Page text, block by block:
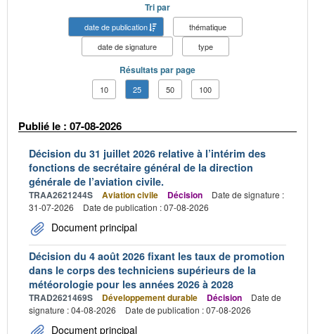
Tri par
date de publication
thématique
date de signature
type
Résultats par page
10 25 50 100
Publié le : 07-08-2026
Décision du 31 juillet 2026 relative à l’intérim des
fonctions de secrétaire général de la direction
générale de l’aviation civile.
TRAA2621244S Aviation civile Décision
Date de signature :
31-07-2026
Date de publication : 07-08-2026
Document principal
Décision du 4 août 2026 fixant les taux de promotion
dans le corps des techniciens supérieurs de la
météorologie pour les années 2026 à 2028
TRAD2621469S Développement durable Décision
Date de
signature : 04-08-2026
Date de publication : 07-08-2026
Document principal